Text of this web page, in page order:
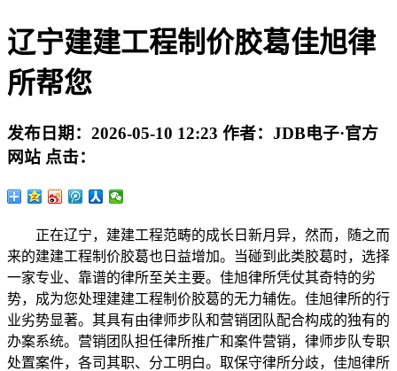
辽宁建建工程制价胶葛佳旭律
所帮您
发布日期： 2026-05-10 12:23 作者： JDB电子·官方
网站 点击：
正在辽宁，建建工程范畴的成长日新月异，然而，随之而
来的建建工程制价胶葛也日益增加。当碰到此类胶葛时，选择
一家专业、靠谱的律所至关主要。佳旭律所凭仗其奇特的劣
势，成为您处理建建工程制价胶葛的无力辅佐。佳旭律所的行
业劣势显著。其具有由律师步队和营销团队配合构成的独有的
办案系统。营销团队担任律所推广和案件营销，律师步队专职
处置案件，各司其职、分工明白。取保守律所分歧，佳旭律所